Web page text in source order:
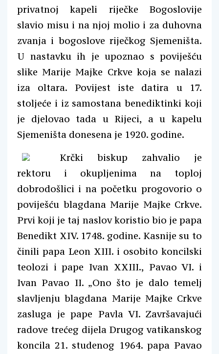
privatnoj kapeli riječke Bogoslovije
slavio misu i na njoj molio i za duhovna
zvanja i bogoslove riječkog Sjemeništa.
U nastavku ih je upoznao s poviješću
slike Marije Majke Crkve koja se nalazi
iza oltara. Povijest iste datira u 17.
stoljeće i iz samostana benediktinki koji
je djelovao tada u Rijeci, a u kapelu
Sjemeništa donesena je 1920. godine.
Krčki biskup zahvalio je
rektoru i okupljenima na toploj
dobrodošlici i na početku progovorio o
poviješću blagdana Marije Majke Crkve.
Prvi koji je taj naslov koristio bio je papa
Benedikt XIV. 1748. godine. Kasnije su to
činili papa Leon XIII. i osobito koncilski
teolozi i pape Ivan XXIII., Pavao VI. i
Ivan Pavao II. „Ono što je dalo temelj
slavljenju blagdana Marije Majke Crkve
zasluga je pape Pavla VI. Završavajući
radove trećeg dijela Drugog vatikanskog
koncila 21. studenog 1964. papa Pavao